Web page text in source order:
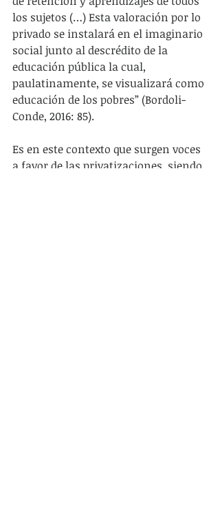
los sujetos (…) Esta valoración por lo
privado se instalará en el imaginario
social junto al descrédito de la
educación pública la cual,
paulatinamente, se visualizará como
educación de los pobres” (Bordoli-
Conde, 2016: 85).
Es en este contexto que surgen voces
a favor de las privatizaciones, siendo